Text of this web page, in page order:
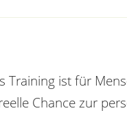
Training ist für
Chance zur